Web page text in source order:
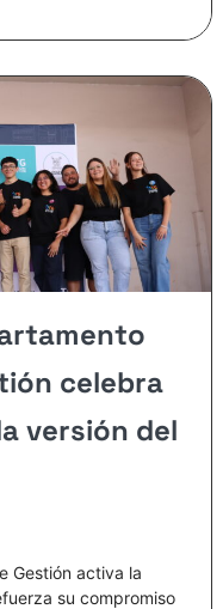
celebra
versión del
Gestión activa la
su compromiso